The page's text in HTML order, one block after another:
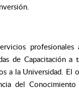
de Capacitación a
a la Universidad.
del